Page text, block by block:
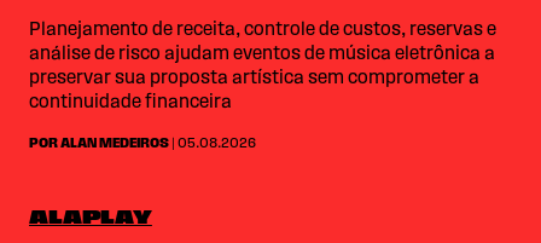
Planejamento de receita, controle de custos, reservas e
análise de risco ajudam eventos de música eletrônica a
preservar sua proposta artística sem comprometer a
continuidade financeira
POR ALAN MEDEIROS | 05.08.2026
ALAPLAY